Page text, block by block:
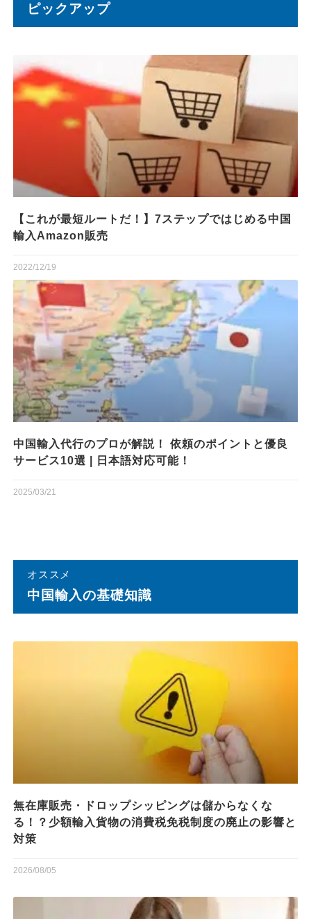
ピックアップ
【これが最短ルートだ！】7ステップではじめる中国
輸入Amazon販売
2022/12/19
中国輸入代行のプロが解説！ 依頼のポイントと優良
サービス10選 | 日本語対応可能！
2025/03/21
オススメ
中国輸⼊の基礎知識
無在庫販売・ドロップシッピングは儲からなくな
る！？少額輸入貨物の消費税免税制度の廃止の影響と
対策
2026/08/05